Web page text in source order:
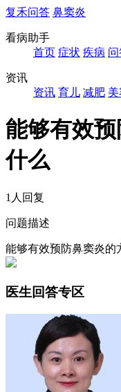
复禾问答 鼻窦炎
看病助手
首页 症状 疾病
资讯
资讯 育儿 减肥 美
能够有效
什么
1人回复
问题描述
能够有效预防鼻窦炎的
医生回答专区